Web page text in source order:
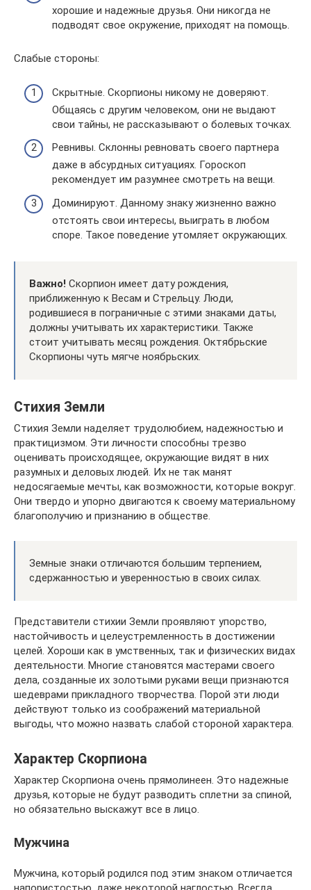
хорошие и надежные друзья. Они никогда не
подводят свое окружение, приходят на помощь.
Слабые стороны:
Скрытные. Скорпионы никому не доверяют.
Общаясь с другим человеком, они не выдают
свои тайны, не рассказывают о болевых точках.
Ревнивы. Склонны ревновать своего партнера
даже в абсурдных ситуациях. Гороскоп
рекомендует им разумнее смотреть на вещи.
Доминируют. Данному знаку жизненно важно
отстоять свои интересы, выиграть в любом
споре. Такое поведение утомляет окружающих.
Важно! Скорпион имеет дату рождения,
приближенную к Весам и Стрельцу. Люди,
родившиеся в пограничные с этими знаками даты,
должны учитывать их характеристики. Также
стоит учитывать месяц рождения. Октябрьские
Скорпионы чуть мягче ноябрьских.
Стихия Земли
Стихия Земли наделяет трудолюбием, надежностью и
практицизмом. Эти личности способны трезво
оценивать происходящее, окружающие видят в них
разумных и деловых людей. Их не так манят
недосягаемые мечты, как возможности, которые вокруг.
Они твердо и упорно двигаются к своему материальному
благополучию и признанию в обществе.
Земные знаки отличаются большим терпением,
сдержанностью и уверенностью в своих силах.
Представители стихии Земли проявляют упорство,
настойчивость и целеустремленность в достижении
целей. Хороши как в умственных, так и физических видах
деятельности. Многие становятся мастерами своего
дела, созданные их золотыми руками вещи признаются
шедеврами прикладного творчества. Порой эти люди
действуют только из соображений материальной
выгоды, что можно назвать слабой стороной характера.
Характер Скорпиона
Характер Скорпиона очень прямолинеен. Это надежные
друзья, которые не будут разводить сплетни за спиной,
но обязательно выскажут все в лицо.
Мужчина
Мужчина, который родился под этим знаком отличается